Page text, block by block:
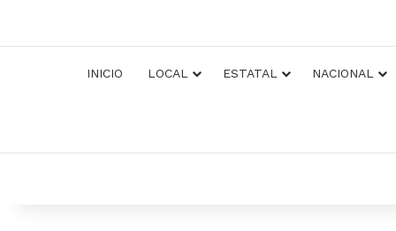
INICIO LOCAL ESTATAL NACIONAL